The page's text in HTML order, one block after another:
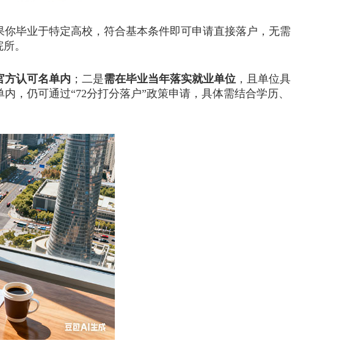
毕业于特定高校，符合基本条件即可申请直接落户，无需
。
方认可名单内 ；二是需在毕业当年落实就业单位 ，且单位具
，仍可通过“72分打分落户”政策申请，具体需结合学历、